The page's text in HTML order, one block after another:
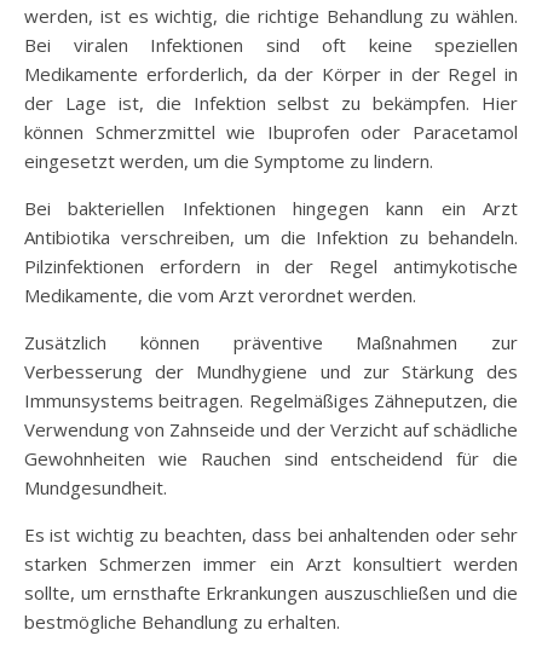
werden, ist es wichtig, die richtige Behandlung zu wählen.
Bei viralen Infektionen sind oft keine speziellen
Medikamente erforderlich, da der Körper in der Regel in
der Lage ist, die Infektion selbst zu bekämpfen. Hier
können Schmerzmittel wie Ibuprofen oder Paracetamol
eingesetzt werden, um die Symptome zu lindern.
Bei bakteriellen Infektionen hingegen kann ein Arzt
Antibiotika verschreiben, um die Infektion zu behandeln.
Pilzinfektionen erfordern in der Regel antimykotische
Medikamente, die vom Arzt verordnet werden.
Zusätzlich können präventive Maßnahmen zur
Verbesserung der Mundhygiene und zur Stärkung des
Immunsystems beitragen. Regelmäßiges Zähneputzen, die
Verwendung von Zahnseide und der Verzicht auf schädliche
Gewohnheiten wie Rauchen sind entscheidend für die
Mundgesundheit.
Es ist wichtig zu beachten, dass bei anhaltenden oder sehr
starken Schmerzen immer ein Arzt konsultiert werden
sollte, um ernsthafte Erkrankungen auszuschließen und die
bestmögliche Behandlung zu erhalten.